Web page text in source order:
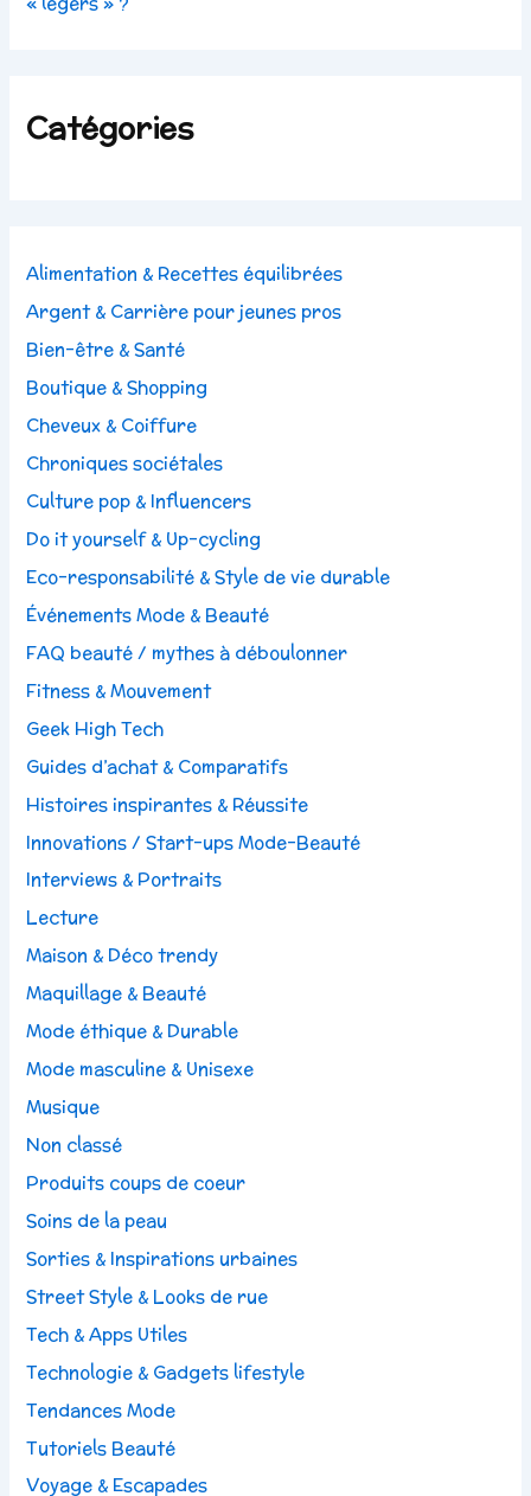
Catégories
Alimentation & Recettes équilibrées
Argent & Carrière pour jeunes pros
Bien-être & Santé
Boutique & Shopping
Cheveux & Coiffure
Chroniques sociétales
Culture pop & Influencers
Do it yourself & Up-cycling
Eco-responsabilité & Style de vie durable
Événements Mode & Beauté
FAQ beauté / mythes à déboulonner
Fitness & Mouvement
Geek High Tech
Guides d’achat & Comparatifs
Histoires inspirantes & Réussite
Innovations / Start-ups Mode-Beauté
Interviews & Portraits
Lecture
Maison & Déco trendy
Maquillage & Beauté
Mode éthique & Durable
Mode masculine & Unisexe
Musique
Non classé
Produits coups de coeur
Soins de la peau
Sorties & Inspirations urbaines
Street Style & Looks de rue
Tech & Apps Utiles
Technologie & Gadgets lifestyle
Tendances Mode
Tutoriels Beauté
Voyage & Escapades